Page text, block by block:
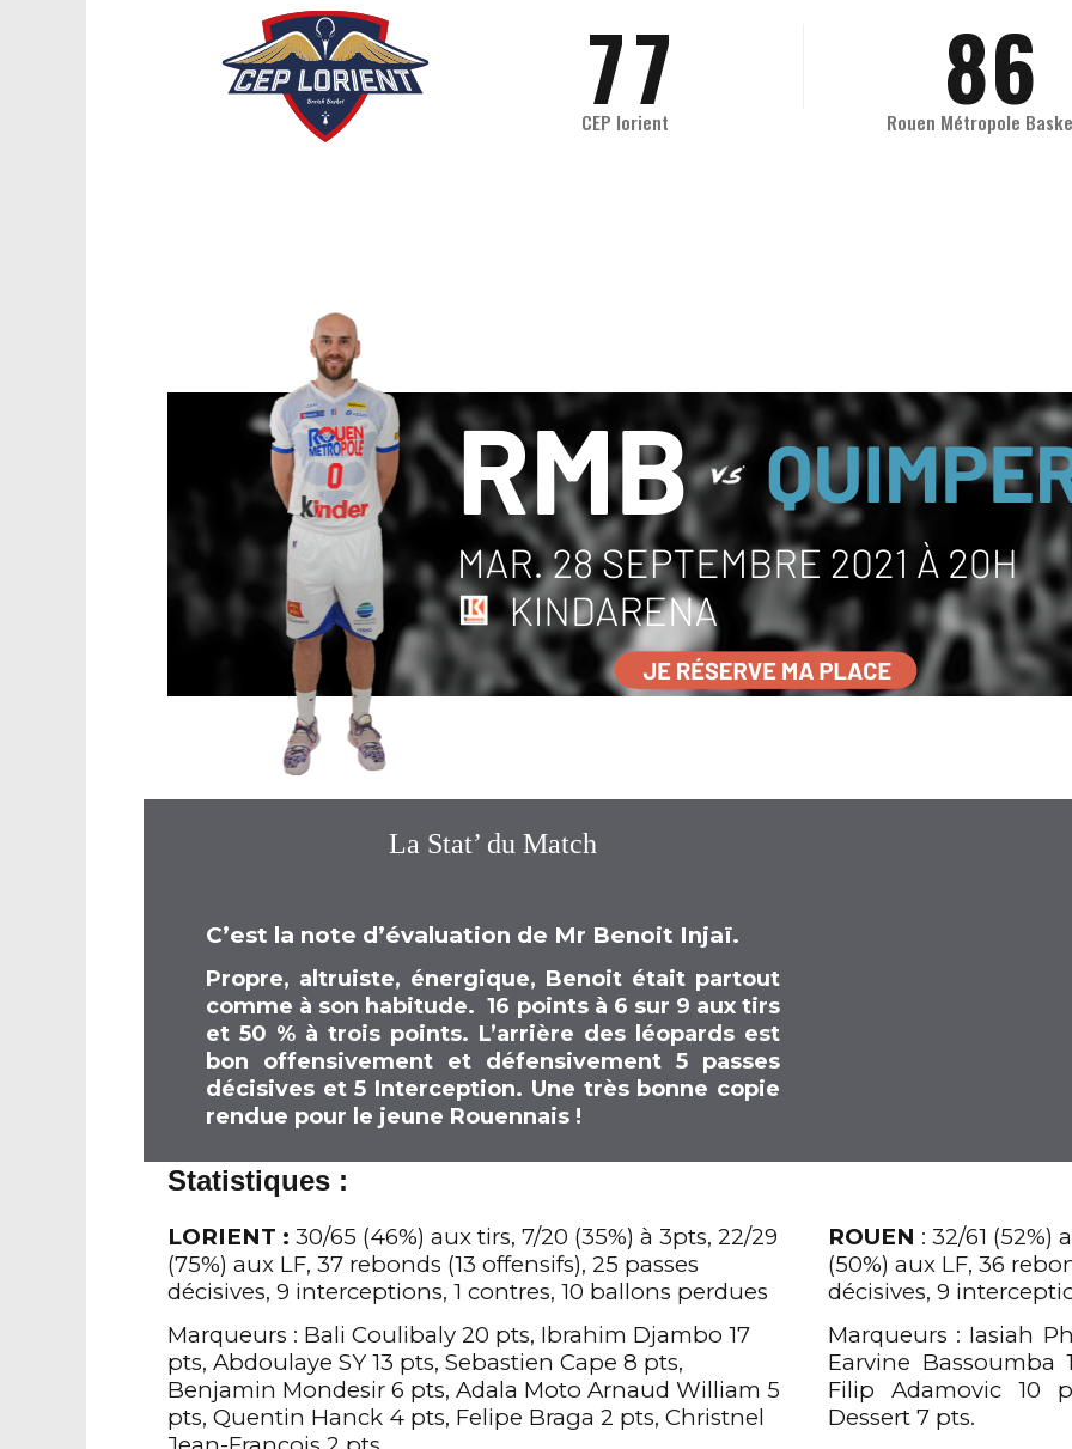
7
8
7
8
CEP lorient 8
9
6
7
0
Rouen Métropole
La Stat’ du Match
C’est la note d’évaluation de Mr Benoit Injaï.
Propre, altruiste, énergique, Benoit était partout
comme à son habitude. 16 points à 6 sur 9 aux tirs
et 50 % à trois points. L’arrière des léopards est
bon offensivement et défensivement 5 passes
décisives et 5 Interception. Une très bonne copie
rendue pour le jeune Rouennais !
Statistiques :
LORIENT : 30/65 (46%) aux tirs, 7/20 (35%) à 3pts, 22/29
(75%) aux LF, 37 rebonds (13 offensifs), 25 passes
décisives, 9 interceptions, 1 contres, 10 ballons perdues
Marqueurs : Bali Coulibaly 20 pts, Ibrahim Djambo 17
pts, Abdoulaye SY 13 pts, Sebastien Cape 8 pts,
Benjamin Mondesir 6 pts, Adala Moto Arnaud William 5
pts, Quentin Hanck 4 pts, Felipe Braga 2 pts, Christnel
ROUEN : 32/61 (52%)
(50%) aux LF, 36
décisives, 9
Marqueurs : Iasiah
Earvine Bassoumba
Filip Adamovic 10
Dessert 7 pts.